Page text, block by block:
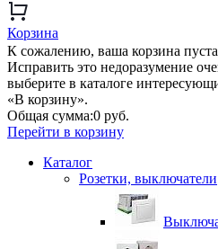
Корзина
К сожалению, ваша корзина
Исправить это недоразумение
выберите в каталоге
«В корзину».
Общая сумма:0 руб.
Перейти в корзину
Каталог
Розетки, выключатели